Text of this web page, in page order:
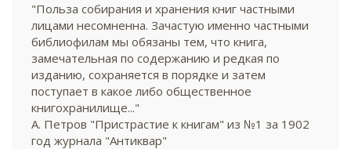
"Польза собирания и хранения книг частными
лицами несомненна. Зачастую именно частными
библиофилам мы обязаны тем, что книга,
замечательная по содержанию и редкая по
изданию, сохраняется в порядке и затем
поступает в какое либо общественное
книгохранилище..."
А. Петров "Пристрастие к книгам" из №1 за 1902
год журнала "Антиквар"